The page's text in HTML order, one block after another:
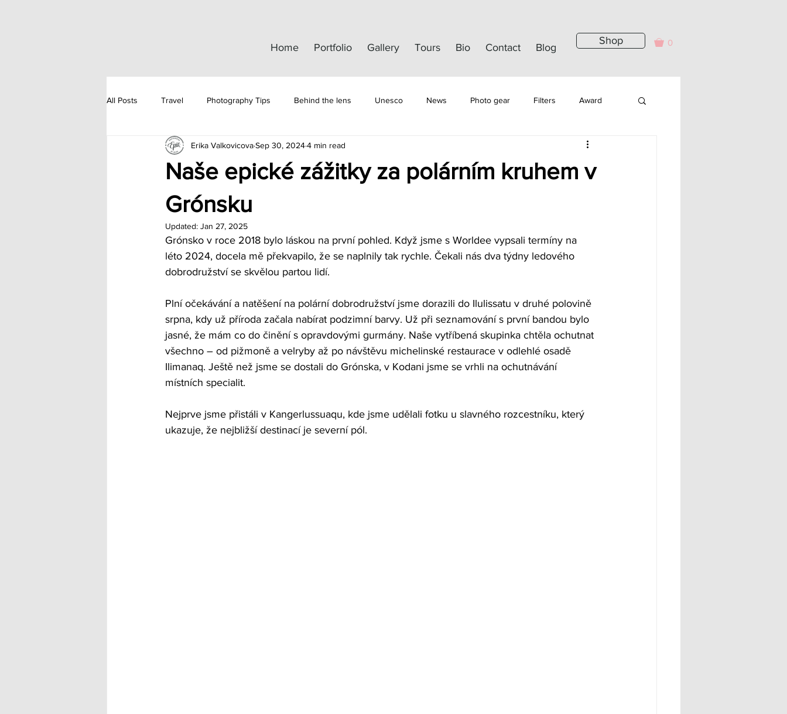
Home Portfolio Gallery Tours Bio Contact Blog
Shop 0
All Posts Travel Photography Tips Behind the lens Unesco News Photo gear Filters Award
Prints
Naše epické zážitky za polárním kruhem v
Grónsku
Erika ValkovicovaSep 30, 20244 min read
Updated: Jan 27, 2025
Grónsko v roce 2018 bylo láskou na první pohled. Když jsme s Worldee vypsali termíny na
léto 2024, docela mě překvapilo, že se naplnily tak rychle. Čekali nás dva týdny ledového
dobrodružství se skvělou partou lidí.
Plní očekávání a natěšení na polární dobrodružství jsme dorazili do Ilulissatu v druhé polovině
srpna, kdy už příroda začala nabírat podzimní barvy. Už při seznamování s první bandou bylo
jasné, že mám co do činění s opravdovými gurmány. Naše vytříbená skupinka chtěla ochutnat
všechno – od pižmoně a velryby až po návštěvu michelinské restaurace v odlehlé osadě
Ilimanaq. Ještě než jsme se dostali do Grónska, v Kodani jsme se vrhli na ochutnávání
místních specialit.
Nejprve jsme přistáli v Kangerlussuaqu, kde jsme udělali fotku u slavného rozcestníku, který
ukazuje, že nejbližší destinací je severní pól.